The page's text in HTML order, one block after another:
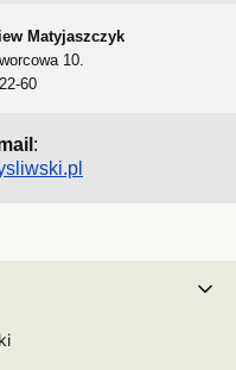
Matyjaszczyk
10.
60
: